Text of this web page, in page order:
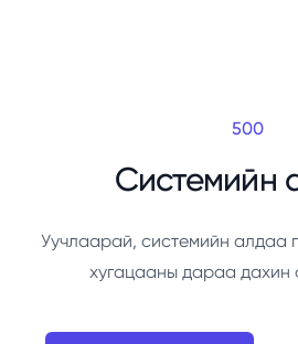
500
Системийн
Уучлаарай, системийн алдаа
хугацааны дараа дахин